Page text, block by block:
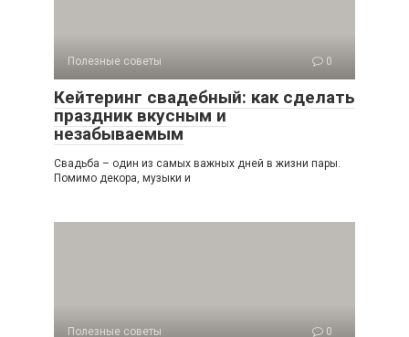
Полезные советы 0
Кейтеринг свадебный: как сделать
праздник вкусным и
незабываемым
Свадьба – один из самых важных дней в жизни пары.
Помимо декора, музыки и
Полезные советы 0